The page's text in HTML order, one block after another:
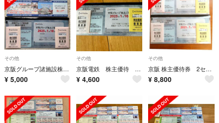
その他
京阪グループ諸施設株主優待
¥ 5,000
その他
京阪電鉄 株主優待 ひらパー
¥ 4,600
その他
京阪 株主優待券 2セット
¥ 8,800